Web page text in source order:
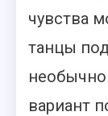
чувства
танцы
вариант